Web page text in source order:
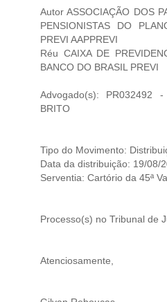
Autor ASSOCIAÇÃO DOS
PENSIONISTAS DO
PREVI AAPPREVI
Réu CAIXA DE
BANCO DO BRASIL PREVI
Advogado(s): PR032492
BRITO
Tipo do Movimento:
Data da distribuição: 19/08/
Serventia: Cartório da 45ª
Processo(s) no Tribunal de
Atenciosamente,